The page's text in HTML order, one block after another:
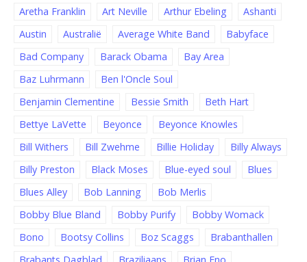
Aretha Franklin
Art Neville Arthur Ebeling
Ashanti
Austin
Australië Average White Band
Babyface
Bad Company
Barack Obama
Bay Area
Baz Luhrmann
Ben l'Oncle Soul
Benjamin Clementine
Bessie Smith
Beth Hart
Bettye LaVette
Beyonce
Beyonce Knowles
Bill Withers
Bill Zwehme Billie Holiday
Billy Always
Billy Preston
Black Moses Blue-eyed soul
Blues
Blues Alley
Bob Lanning
Bob Merlis
Bobby Blue Bland
Bobby Purify
Bobby Womack
Bono
Bootsy Collins Boz Scaggs
Brabanthallen